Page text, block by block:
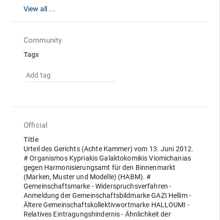
View all ...
Community
Tags
Add tag
Official
Title
Urteil des Gerichts (Achte Kammer) vom 13. Juni 2012.
# Organismos Kypriakis Galaktokomikis Viomichanias
gegen Harmonisierungsamt für den Binnenmarkt
(Marken, Muster und Modelle) (HABM). #
Gemeinschaftsmarke - Widerspruchsverfahren -
Anmeldung der Gemeinschaftsbildmarke GAZI Hellim -
Ältere Gemeinschaftskollektivwortmarke HALLOUMI -
Relatives Eintragungshindernis - Ähnlichkeit der